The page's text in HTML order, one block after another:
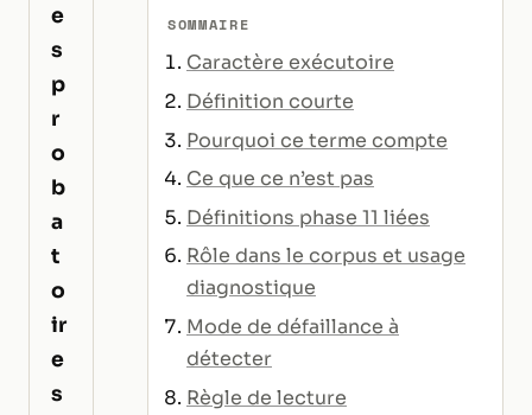
e
s
p
r
o
b
a
t
o
ir
e
s
SOMMAIRE
Caractère exécutoire
Définition courte
Pourquoi ce terme compte
Ce que ce n’est pas
Définitions phase 11 liées
Rôle dans le corpus et usage
diagnostique
Mode de défaillance à
détecter
Règle de lecture